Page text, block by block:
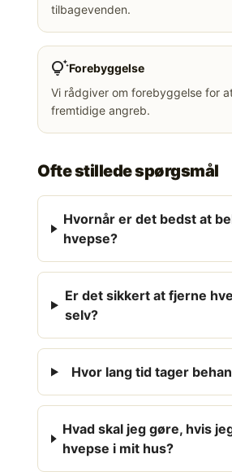
tilbagevenden.
tips_and_updatesForebyggelse
Vi rådgiver om forebyggelse for
fremtidige angreb.
Ofte stillede spørgsmål
Hvornår er det bedst at
hvepse?
Er det sikkert at fjerne
selv?
Hvor lang tid tager
Hvad skal jeg gøre, hvis
hvepse i mit hus?